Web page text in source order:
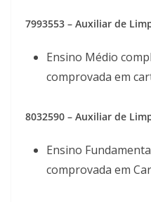
7993553 – Auxiliar de
Ensino Médio
comprovada em
8032590 – Auxiliar de
Ensino
comprovada em